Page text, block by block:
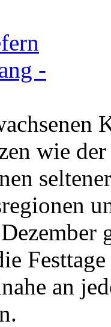
wie
an